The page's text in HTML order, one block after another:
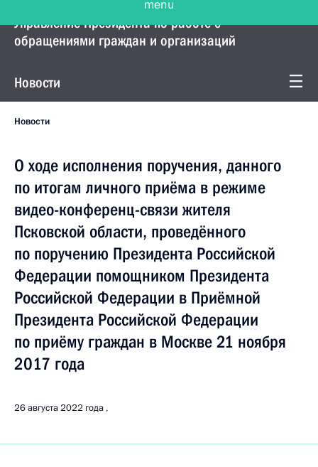
Управление Президента по работе с
обращениями граждан и организаций
Новости
Новости
О ходе исполнения поручения, данного
по итогам личного приёма в режиме
видео-конференц-связи жителя
Псковской области, проведённого
по поручению Президента Российской
Федерации помощником Президента
Российской Федерации в Приёмной
Президента Российской Федерации
по приёму граждан в Москве 21 ноября
2017 года
26 августа 2022 года